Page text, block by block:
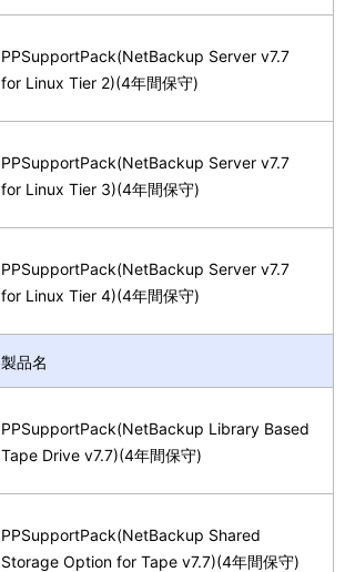
PPSupportPack(NetBackup Server v7.7
for Linux Tier 2)(4年間保守)
PPSupportPack(NetBackup Server v7.7
for Linux Tier 3)(4年間保守)
PPSupportPack(NetBackup Server v7.7
for Linux Tier 4)(4年間保守)
製品名
PPSupportPack(NetBackup Library Based
Tape Drive v7.7)(4年間保守)
PPSupportPack(NetBackup Shared
Storage Option for Tape v7.7)(4年間保守)